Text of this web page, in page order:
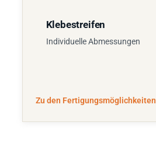
Klebestreifen
Individuelle Abmessungen
Zu den Fertigungsmöglichkeiten